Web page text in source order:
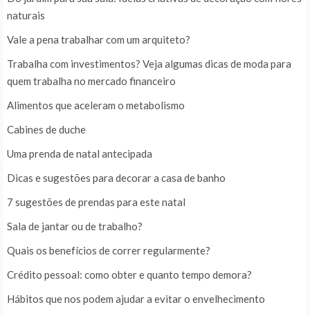
naturais
Vale a pena trabalhar com um arquiteto?
Trabalha com investimentos? Veja algumas dicas de moda para
quem trabalha no mercado financeiro
Alimentos que aceleram o metabolismo
Cabines de duche
Uma prenda de natal antecipada
Dicas e sugestões para decorar a casa de banho
7 sugestões de prendas para este natal
Sala de jantar ou de trabalho?
Quais os benefícios de correr regularmente?
Crédito pessoal: como obter e quanto tempo demora?
Hábitos que nos podem ajudar a evitar o envelhecimento